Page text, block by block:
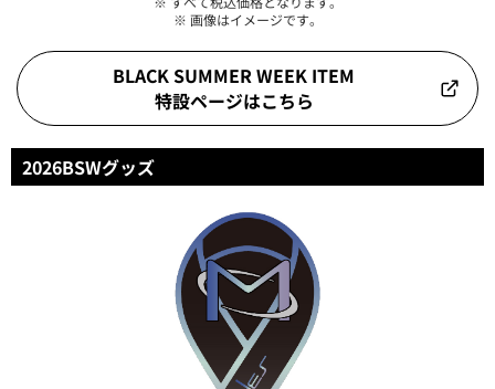
※ 画像はイメージです。
BLACK SUMMER WEEK ITEM
特設ページはこちら
2026BSWグッズ